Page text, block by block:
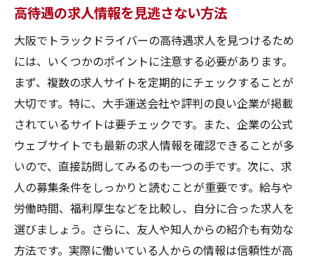
高待遇の求人情報を見逃さない方法
大阪でトラックドライバーの高待遇求人を見つけるため
には、いくつかのポイントに注意する必要があります。
まず、複数の求人サイトを定期的にチェックすることが
大切です。特に、大手運送会社や評判の良い企業が掲載
されているサイトは要チェックです。また、企業の公式
ウェブサイトでも最新の求人情報を確認できることが多
いので、直接訪問してみるのも一つの手です。次に、求
人の募集条件をしっかりと読むことが重要です。給与や
労働時間、福利厚生などを比較し、自分に合った求人を
選びましょう。さらに、友人や知人からの紹介も有効な
方法です。実際に働いている人からの情報は信頼性が高